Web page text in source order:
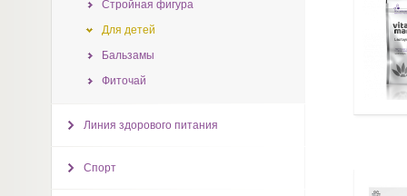
Стройная фигура
Для детей
Бальзамы
Фиточай
Линия здорового питания
Спорт